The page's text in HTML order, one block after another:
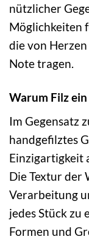
nützlicher
Möglichkeiten
die von
Note tragen.
Warum Filz
Im Gegensatz
handgefilztes
Einzigartigkeit
Die Textur der
Verarbeitung
jedes Stück zu
Formen und